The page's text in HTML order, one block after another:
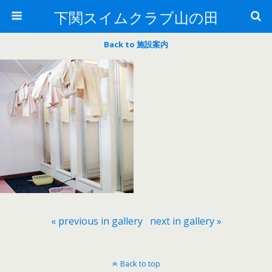
下関スイムクラブ山の田
Back to 施設案内
« previous in gallery next in gallery »
Back to top